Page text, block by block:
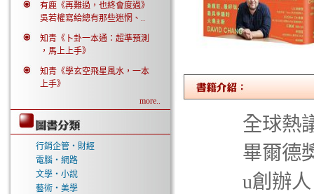
有鹿《再難過，也終會度過》
吳若權寫給總有那些迷惘、..
知青《卜卦一本通：超準預測
，馬上上手》
知青《學玄空飛星風水，一本
上手》
more..
行銷企管‧財經
電腦‧網路
文學‧小說
藝術‧美學
全球熱
畢爾德
u創辦